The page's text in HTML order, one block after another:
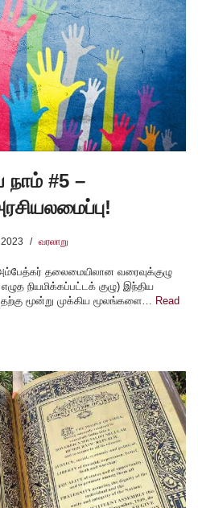
நாம் #5 –
வரலாறு
தலைமையிலான வரைவுக்குழு
நியமிக்கப்பட்டக் குழு) இந்திய
மூன்று முக்கிய மூலங்களை…
Read